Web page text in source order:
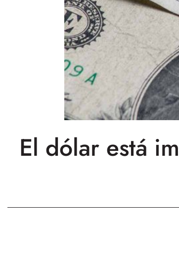
El dólar está